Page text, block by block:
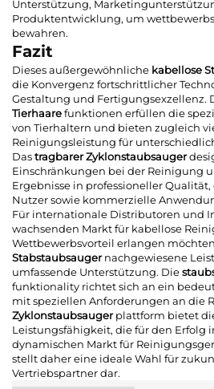
Unterstützung,
Produktentwicklung, um
bewahren.
Fazit
Dieses außergewöhnliche kabellose
die Konvergenz fortschrittlicher
Gestaltung und Fertigungsexzellenz.
Tierhaarefunktionen erfüllen die
von Tierhaltern und bieten zugleich
Reinigungsleistung für
Dastragbarer Zyklonstaubsauger
Einschränkungen bei der Reinigung
Ergebnisse in professioneller
Nutzer sowie kommerzielle
Für internationale Distributoren und
wachsenden Markt für kabellose
Wettbewerbsvorteil erlangen
Stabstaubsaugernachgewiesene
umfassende Unterstützung. Die
funktionality richtet sich an ein
mit speziellen Anforderungen an die
Zyklonstaubsaugerplattform bietet
Leistungsfähigkeit, die für den Erfolg
dynamischen Markt für
stellt daher eine ideale Wahl für
Vertriebspartner dar.